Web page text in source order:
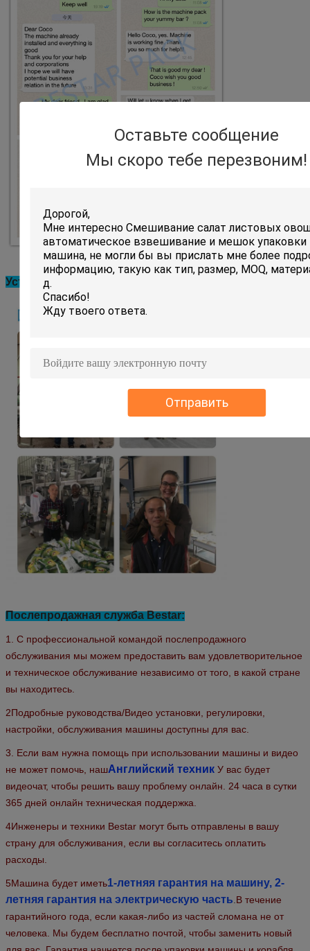
Оставьте сообщение
Мы скоро тебе перезвоним!
Отправить
Установка машины на заводе клиента:
Послепродажная служба Bestar:
1. С профессиональной командой послепродажного
обслуживания мы можем предоставить вам удовлетворительное
и техническое обслуживание независимо от того, в какой стране
вы находитесь.
2Подробные руководства/Видео установки, регулировки,
настройки, обслуживания машины доступны для вас.
3. Если вам нужна помощь при использовании машины и видео
не может помочь, нашАнглийский техник У вас будет
видеочат, чтобы решить вашу проблему онлайн. 24 часа в сутки
365 дней онлайн техническая поддержка.
4Инженеры и техники Bestar могут быть отправлены в вашу
страну для обслуживания, если вы согласитесь оплатить
расходы.
5Машина будет иметь1-летняя гарантия на машину, 2-
летняя гарантия на электрическую часть В течение
гарантийного года, если какая-либо из частей сломана не от
человека. Мы будем бесплатно почтой, чтобы заменить новый